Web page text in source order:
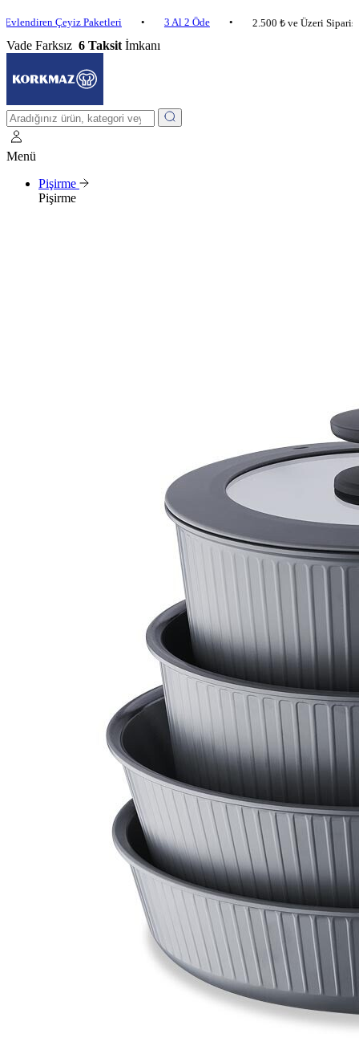
Çeyiz Paketleri • 3 Al 2 Öde • 2.500 ₺ ve Üzeri Siparişlerde
Vade Farksız 6 Taksit İmkanı
Menü
Pişirme
Pişirme